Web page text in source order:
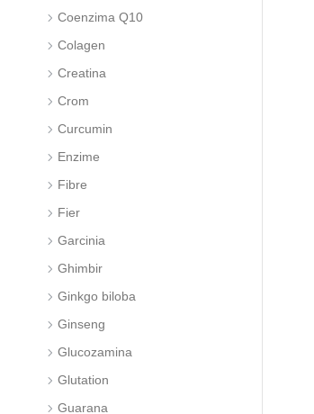
Coenzima Q10
Colagen
Creatina
Crom
Curcumin
Enzime
Fibre
Fier
Garcinia
Ghimbir
Ginkgo biloba
Ginseng
Glucozamina
Glutation
Guarana